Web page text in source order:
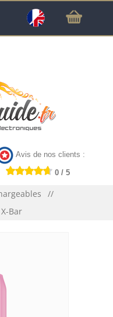
LE MATÉRIEL
Avis de nos clients :
0 / 5
Bar